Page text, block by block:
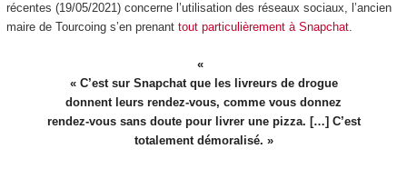
récentes (19/05/2021) concerne l’utilisation des réseaux sociaux, l’ancien
maire de Tourcoing s’en prenant tout particulièrement à Snapchat.
« C’est sur Snapchat que les livreurs de drogue
donnent leurs rendez-vous, comme vous donnez
rendez-vous sans doute pour livrer une pizza. […] C’est
totalement démoralisé. »